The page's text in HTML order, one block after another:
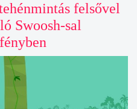
felsővel
Swoosh-sal